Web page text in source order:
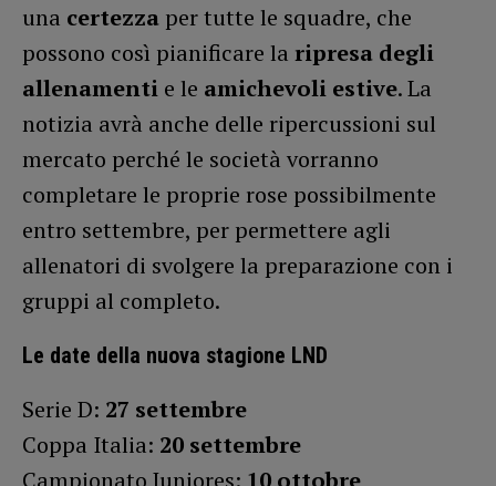
una certezza per tutte le squadre, che
possono così pianificare la ripresa degli
allenamenti e le amichevoli estive. La
notizia avrà anche delle ripercussioni sul
mercato perché le società vorranno
completare le proprie rose possibilmente
entro settembre, per permettere agli
allenatori di svolgere la preparazione con i
gruppi al completo.
Le date della nuova stagione LND
Serie D: 27 settembre
Coppa Italia: 20 settembre
Campionato Juniores: 10 ottobre